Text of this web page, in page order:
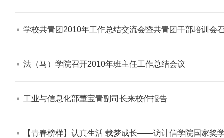
学校共青团2010年工作总结交流会暨共青团干部培训会
法（马）学院召开2010年班主任工作总结会议​
工业与信息化部董宝青副司长来校作报告​
【青春榜样】认真生活 载梦成长——访计信学院国家奖